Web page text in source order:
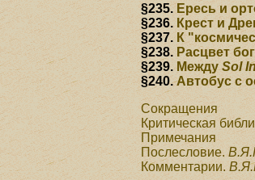
§235.Ересь и
§236. Крест и
§237. К
§238. Расцвет
§239. МеждуSol
§240.Автобус с
Сокращения
Критическая
Примечания
Послесловие.
Комментарии.